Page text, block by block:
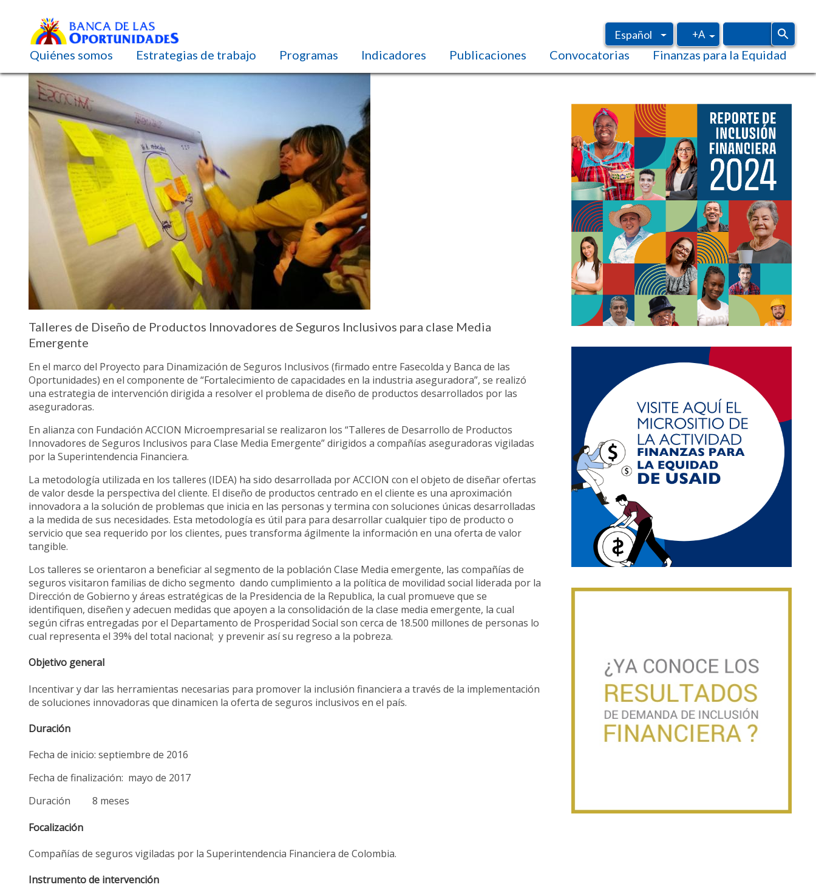
Pasar
contenido
principal
Español
Inglés
+A
Navegación principal
Quiénes somos Estrategias de trabajo Programas Indicadores Publicaciones Convocatorias Finanzas para la Equidad
Talleres de Diseño de Productos Innovadores de Seguros Inclusivos para clase Media
Emergente
En el marco del Proyecto para Dinamización de Seguros Inclusivos (firmado entre Fasecolda y Banca de las
Oportunidades) en el componente de “Fortalecimiento de capacidades en la industria aseguradora”, se realizó
una estrategia de intervención dirigida a resolver el problema de diseño de productos desarrollados por las
aseguradoras.
En alianza con Fundación ACCION Microempresarial se realizaron los “Talleres de Desarrollo de Productos
Innovadores de Seguros Inclusivos para Clase Media Emergente” dirigidos a compañías aseguradoras vigiladas
por la Superintendencia Financiera.
La metodología utilizada en los talleres (IDEA) ha sido desarrollada por ACCION con el objeto de diseñar ofertas
de valor desde la perspectiva del cliente. El diseño de productos centrado en el cliente es una aproximación
innovadora a la solución de problemas que inicia en las personas y termina con soluciones únicas desarrolladas
a la medida de sus necesidades. Esta metodología es útil para para desarrollar cualquier tipo de producto o
servicio que sea requerido por los clientes, pues transforma ágilmente la información en una oferta de valor
tangible.
Los talleres se orientaron a beneficiar al segmento de la población Clase Media emergente, las compañías de
seguros visitaron familias de dicho segmento dando cumplimiento a la política de movilidad social liderada por la
Dirección de Gobierno y áreas estratégicas de la Presidencia de la Republica, la cual promueve que se
identifiquen, diseñen y adecuen medidas que apoyen a la consolidación de la clase media emergente, la cual
según cifras entregadas por el Departamento de Prosperidad Social son cerca de 18.500 millones de personas lo
cual representa el 39% del total nacional; y prevenir así su regreso a la pobreza.
Objetivo general
Incentivar y dar las herramientas necesarias para promover la inclusión financiera a través de la implementación
de soluciones innovadoras que dinamicen la oferta de seguros inclusivos en el país.
Duración
Fecha de inicio: septiembre de 2016
Fecha de finalización: mayo de 2017
Duración 8 meses
Focalización
Compañías de seguros vigiladas por la Superintendencia Financiera de Colombia.
Instrumento de intervención